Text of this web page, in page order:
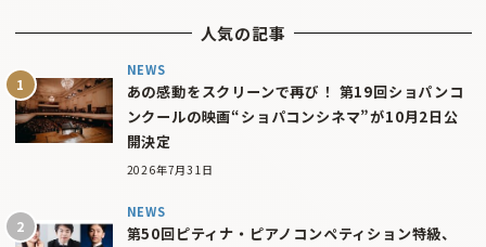
人気の記事
NEWS
あの感動をスクリーンで再び！ 第19回ショパンコ
ンクールの映画“ショパコンシネマ”が10月2日公
開決定
2026年7月31日
NEWS
第50回ピティナ・ピアノコンペティション特級、